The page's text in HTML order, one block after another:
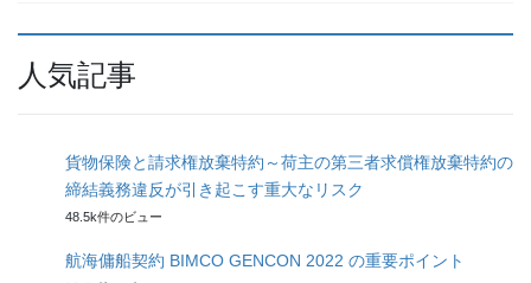
人気記事
貨物保険と請求権放棄特約～荷主の第三者求償権放棄特約の
締結義務違反が引き起こす重大なリスク
48.5k件のビュー
航海傭船契約 BIMCO GENCON 2022 の重要ポイント